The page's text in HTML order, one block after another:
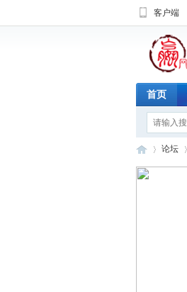
客户端
首页
论坛